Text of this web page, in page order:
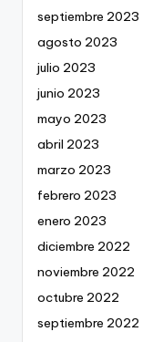
septiembre 2023
agosto 2023
julio 2023
junio 2023
mayo 2023
abril 2023
marzo 2023
febrero 2023
enero 2023
diciembre 2022
noviembre 2022
octubre 2022
septiembre 2022